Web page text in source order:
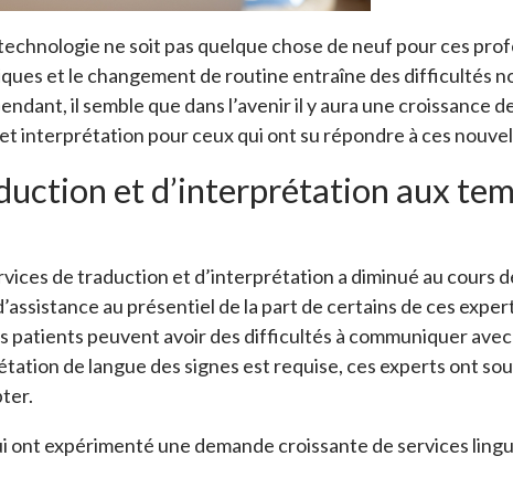
ne soit pas quelque chose de neuf pour ces
et le changement de routine entraîne des difficultés
il semble que dans l’avenir il y aura une croissance
interprétation pour ceux qui ont su répondre à ces
et d’interprétation aux
de traduction et d’interprétation a diminué au cours
au présentiel de la part de certains de ces
patients peuvent avoir des difficultés à communiquer avec
de langue des signes est requise, ces experts ont
ont expérimenté une demande croissante de services